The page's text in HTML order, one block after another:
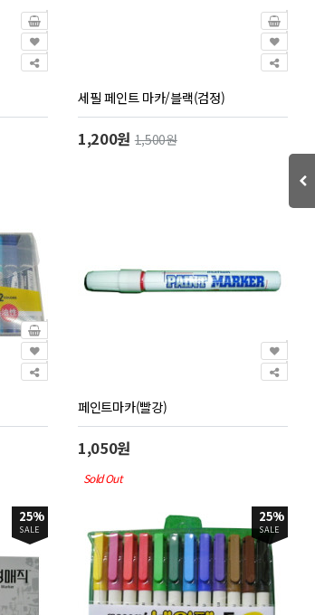
세필 페인트 마카/블랙(검정)
1,200원1,500원
페인트마카(빨강)
1,050원
Sold Out
25%
SALE
25%
SALE